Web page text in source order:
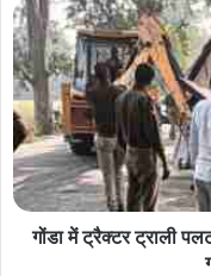
गोंडा में ट्रैक्टर ट्राली